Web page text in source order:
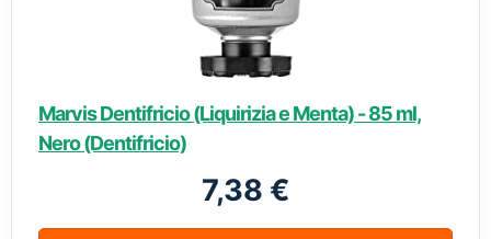
Marvis Dentifricio (Liquirizia e Menta) - 85 ml,
Nero (Dentifricio)
7,38 €